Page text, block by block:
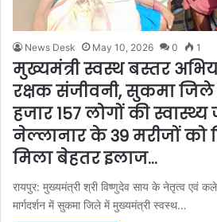
News Desk May 10, 2026 0 1
मुख्यमंत्री स्वस्थ बस्तर
रक्षक संजीवनी, सुकमा
हजार 157 लोगों की स्वास्थ्य
नेल्लानार के 39 मरीजों को
मिला बेहतर इलाज…
रायपुर: मुख्यमंत्री श्री विष्णुदेव साय के नेतृत्व एवं
मार्गदर्शन में सुकमा जिले में मुख्यमंत्री स्वस्थ…